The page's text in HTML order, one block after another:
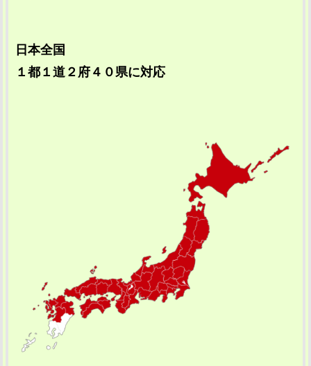
日本全国
１都１道２府４０県に対応